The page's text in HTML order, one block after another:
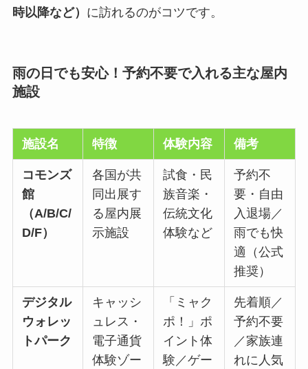
時以降など） に訪れるのがコツです。
雨の日でも安心！予約不要で入れる主な屋内
施設
施設名 特徴 体験内容 備考
コモンズ
館
（A/B/C/
D/F）
各国が共
同出展す
る屋内展
示施設
試食・民
族音楽・
伝統文化
体験など
予約不
要・自由
入退場／
雨でも快
適（公式
推奨）
デジタル
ウォレッ
トパーク
キャッシ
ュレス・
電子通貨
体験ゾー
「ミャク
ポ！」ポ
イント体
験／ゲー
先着順／
予約不要
／家族連
れに人気